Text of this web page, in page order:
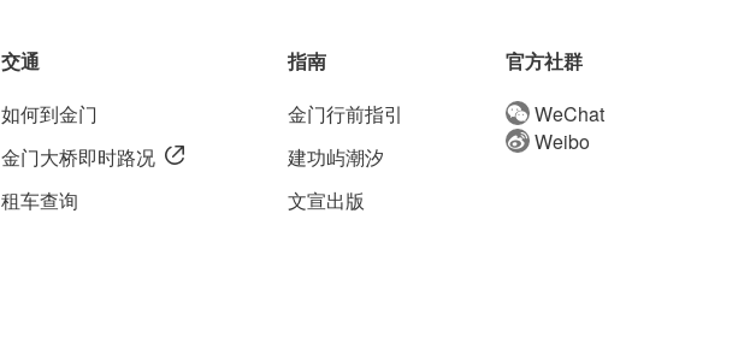
交通
如何到金门
金门大桥即时路况
租车查询
指南
金门行前指引
建功屿潮汐
文宣出版
官方社群
WeChat
Weibo